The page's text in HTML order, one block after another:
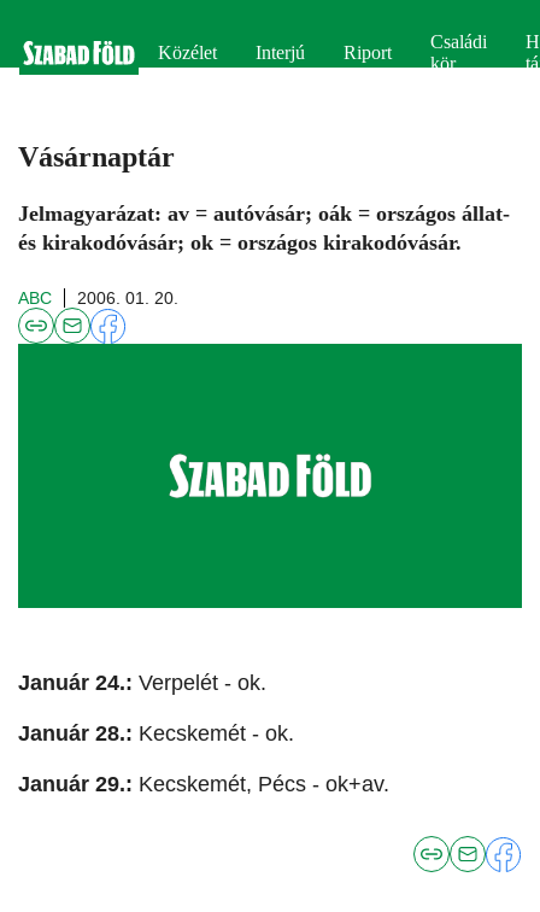
Közélet Interjú Riport
Családi
kör
Vásárnaptár
Jelmagyarázat: av = autóvásár; oák = országos állat-
és kirakodóvásár; ok = országos kirakodóvásár.
ABC 2006. 01. 20.
Január 24.: Verpelét - ok.
Január 28.: Kecskemét - ok.
Január 29.: Kecskemét, Pécs - ok+av.